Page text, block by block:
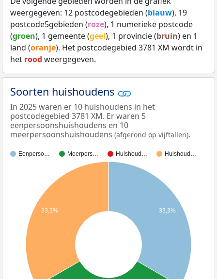
weergegeven: 12 postcodegebieden (blauw), 19
postcode5gebieden (roze), 1 numerieke postcode
(groen), 1 gemeente (geel), 1 provincie (bruin) en 1
land (oranje). Het postcodegebied 3781 XM wordt in
het rood weergegeven.
Soorten huishoudens
In 2025 waren er 10 huishoudens in het
postcodegebied 3781 XM. Er waren 5
eenpersoonshuishoudens en 10
meerpersoonshuishoudens (afgerond op vijftallen).
Eenperso… Meerpers… Huishoud… Huishoud…
33,3%
33,3%